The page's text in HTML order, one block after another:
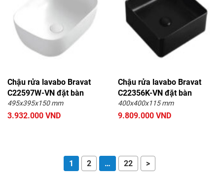
Chậu rửa lavabo Bravat
C22597W-VN đặt bàn
495x395x150 mm
3.932.000 VND
Chậu rửa lavabo Bravat
C22356K-VN đặt bàn
400x400x115 mm
9.809.000 VND
1 2 … 22 >